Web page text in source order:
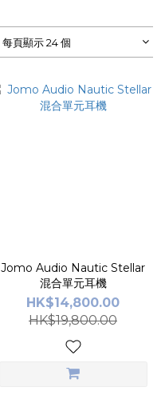
每頁顯示 24 個
Jomo Audio Nautic Stellar
混合單元耳機
HK$14,800.00
HK$19,800.00